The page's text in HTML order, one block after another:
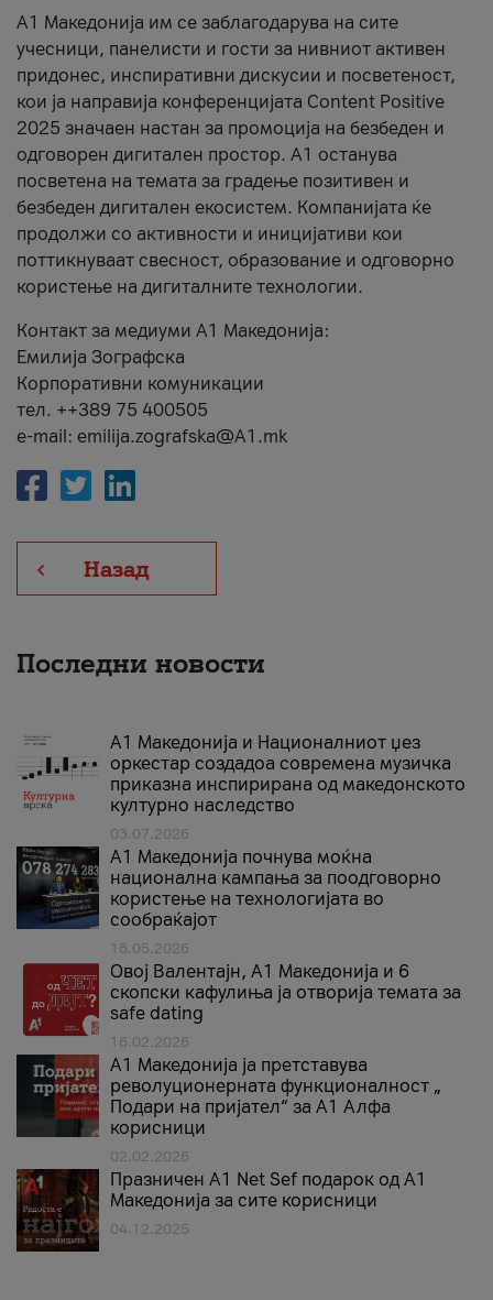
А1 Македонија им се заблагодарува на сите
учесници, панелисти и гости за нивниот активен
придонес, инспиративни дискусии и посветеност,
кои ја направија конференцијата Content Positive
2025 значаен настан за промоција на безбеден и
одговорен дигитален простор. А1 останува
посветена на темата за градење позитивен и
безбеден дигитален екосистем. Компанијата ќе
продолжи со активности и иницијативи кои
поттикнуваат свесност, образование и одговорно
користење на дигиталните технологии.
Контакт за медиуми А1 Македонија:
Емилија Зографска
Корпоративни комуникации
тел. ++389 75 400505
e-mail: emilija.zografska@A1.mk
Назад
Последни новости
А1 Македонија и Националниот џез
оркестар создадоа современа музичка
приказна инспирирана од македонското
културно наследство
03.07.2026
A1 Македонија почнува моќна
национална кампања за поодговорно
користење на технологијата во
сообраќајот
18.05.2026
Овој Валентајн, A1 Македонија и 6
скопски кафулиња ја отворија темата за
safe dating
16.02.2026
А1 Македонија ја претставува
револуционерната функционалност „
Подари на пријател“ за А1 Алфа
корисници
02.02.2026
Празничен A1 Net Sеf подарок од А1
Македонија за сите корисници
04.12.2025